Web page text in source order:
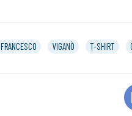
FRANCESCO VIGANÒ T-SHIRT